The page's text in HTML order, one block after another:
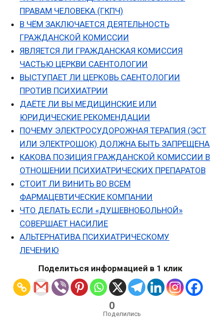
ПРАВАМ ЧЕЛОВЕКА (ГКПЧ)
В ЧЁМ ЗАКЛЮЧАЕТСЯ ДЕЯТЕЛЬНОСТЬ
ГРАЖДАНСКОЙ КОМИССИИ
ЯВЛЯЕТСЯ ЛИ ГРАЖДАНСКАЯ КОМИССИЯ
ЧАСТЬЮ ЦЕРКВИ САЕНТОЛОГИИ
ВЫСТУПАЕТ ЛИ ЦЕРКОВЬ САЕНТОЛОГИИ
ПРОТИВ ПСИХИАТРИИ
ДАЁТЕ ЛИ ВЫ МЕДИЦИНСКИЕ ИЛИ
ЮРИДИЧЕСКИЕ РЕКОМЕНДАЦИИ
ПОЧЕМУ ЭЛЕКТРОСУДОРОЖНАЯ ТЕРАПИЯ (ЭСТ
ИЛИ ЭЛЕКТРОШОК) ДОЛЖНА БЫТЬ ЗАПРЕЩЕНА
КАКОВА ПОЗИЦИЯ ГРАЖДАНСКОЙ КОМИССИИ В
ОТНОШЕНИИ ПСИХИАТРИЧЕСКИХ ПРЕПАРАТОВ
СТОИТ ЛИ ВИНИТЬ ВО ВСЕМ
ФАРМАЦЕВТИЧЕСКИЕ КОМПАНИИ
ЧТО ДЕЛАТЬ ЕСЛИ «ДУШЕВНОБОЛЬНОЙ»
СОВЕРШАЕТ НАСИЛИЕ
АЛЬТЕРНАТИВА ПСИХИАТРИЧЕСКОМУ
ЛЕЧЕНИЮ
Поделиться информацией в 1 клик
0
Поделились